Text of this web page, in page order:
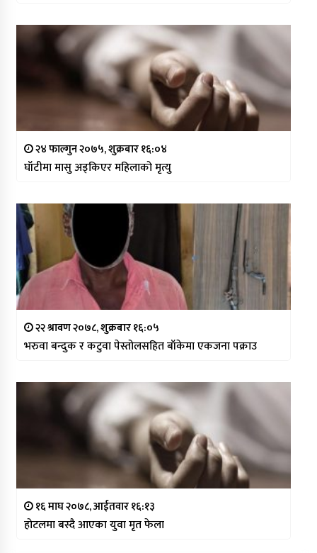
२४ फाल्गुन २०७५, शुक्रबार १६:०४
घाँटीमा मासु अड्किएर महिलाको मृत्यु
२२ श्रावण २०७८, शुक्रबार १६:०५
भरुवा बन्दुक र कटुवा पेस्तोलसहित बाँकेमा एकजना पक्राउ
१६ माघ २०७८, आईतवार १६:१३
होटलमा बस्दै आएका युवा मृत फेला